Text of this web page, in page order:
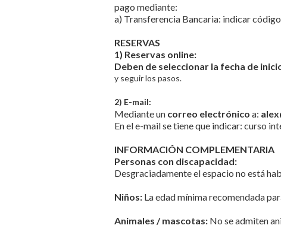
pago mediante:
a) Transferencia Bancaria: indicar
RESERVAS
1) Reservas online:
Deben de seleccionar la fecha de
y seguir los pasos.
2) E-mail:
Mediante un correo electrónico a:
En el e-mail se tiene que indicar: curso
INFORMACIÓN COMPLEMENTARIA
Personas con discapacidad:
Desgraciadamente el espacio no está
Niños: La edad mínima recomendada
Animales / mascotas: No se admiten